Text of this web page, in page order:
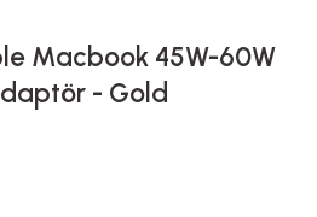
Macbook 45W-60W
- Gold